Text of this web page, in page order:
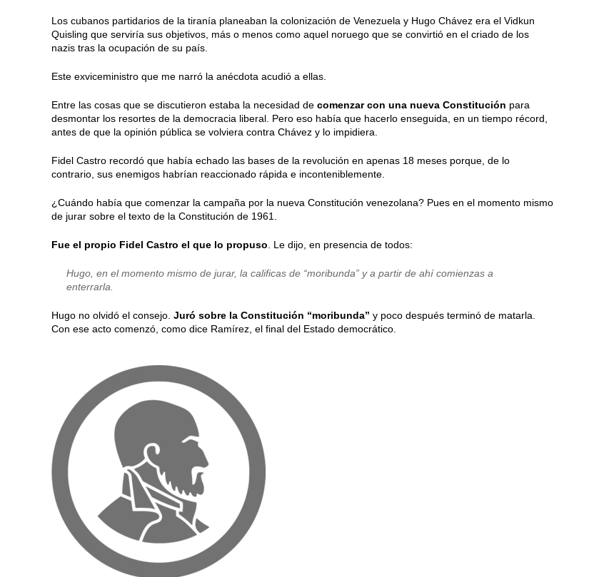
Los cubanos partidarios de la tiranía planeaban la colonización de Venezuela y Hugo Chávez era el Vidkun
Quisling que serviría sus objetivos, más o menos como aquel noruego que se convirtió en el criado de los
nazis tras la ocupación de su país.
Este exviceministro que me narró la anécdota acudió a ellas.
Entre las cosas que se discutieron estaba la necesidad de comenzar con una nueva Constitución para
desmontar los resortes de la democracia liberal. Pero eso había que hacerlo enseguida, en un tiempo récord,
antes de que la opinión pública se volviera contra Chávez y lo impidiera.
Fidel Castro recordó que había echado las bases de la revolución en apenas 18 meses porque, de lo
contrario, sus enemigos habrían reaccionado rápida e inconteniblemente.
¿Cuándo había que comenzar la campaña por la nueva Constitución venezolana? Pues en el momento mismo
de jurar sobre el texto de la Constitución de 1961.
Fue el propio Fidel Castro el que lo propuso . Le dijo, en presencia de todos:
Hugo, en el momento mismo de jurar, la calificas de “moribunda” y a partir de ahí comienzas a
enterrarla.
Hugo no olvidó el consejo. Juró sobre la Constitución “moribunda” y poco después terminó de matarla.
Con ese acto comenzó, como dice Ramírez, el final del Estado democrático.